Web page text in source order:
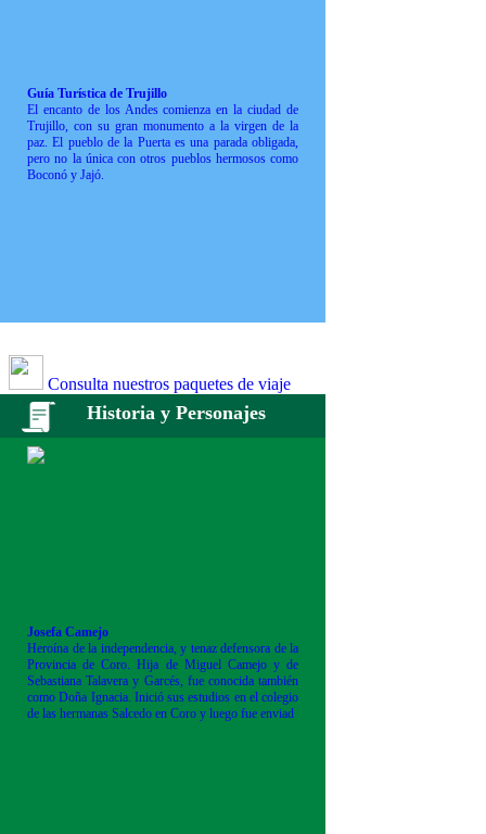
Guía Turística de Trujillo
El encanto de los Andes comienza en la ciudad de
Trujillo, con su gran monumento a la virgen de la
paz. El pueblo de la Puerta es una parada obligada,
pero no la única con otros pueblos hermosos como
Boconó y Jajó.
Consulta nuestros paquetes de viaje
Historia y Personajes
Josefa Camejo
Heroína de la independencia, y tenaz defensora de la
Provincia de Coro. Hija de Miguel Camejo y de
Sebastiana Talavera y Garcés, fue conocida también
como Doña Ignacia. Inició sus estudios en el colegio
de las hermanas Salcedo en Coro y luego fue enviad